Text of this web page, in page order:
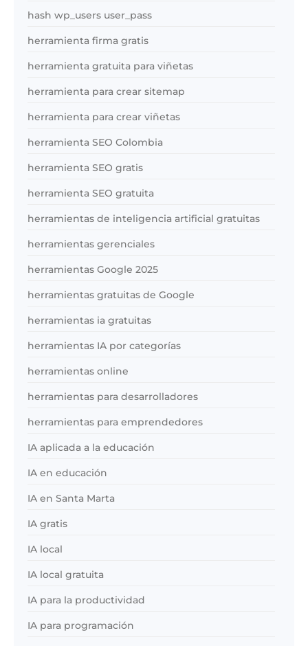
hash wp_users user_pass
herramienta firma gratis
herramienta gratuita para viñetas
herramienta para crear sitemap
herramienta para crear viñetas
herramienta SEO Colombia
herramienta SEO gratis
herramienta SEO gratuita
herramientas de inteligencia artificial gratuitas
herramientas gerenciales
herramientas Google 2025
herramientas gratuitas de Google
herramientas ia gratuitas
herramientas IA por categorías
herramientas online
herramientas para desarrolladores
herramientas para emprendedores
IA aplicada a la educación
IA en educación
IA en Santa Marta
IA gratis
IA local
IA local gratuita
IA para la productividad
IA para programación